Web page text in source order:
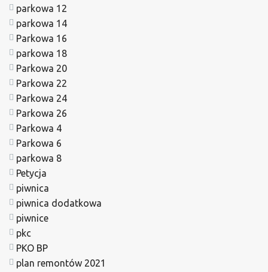
parkowa 12
parkowa 14
Parkowa 16
parkowa 18
Parkowa 20
Parkowa 22
Parkowa 24
Parkowa 26
Parkowa 4
Parkowa 6
parkowa 8
Petycja
piwnica
piwnica dodatkowa
piwnice
pkc
PKO BP
plan remontów 2021